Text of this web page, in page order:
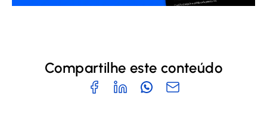
Compartilhe este conteúdo